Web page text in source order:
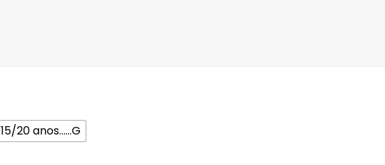
15/20 anos......G